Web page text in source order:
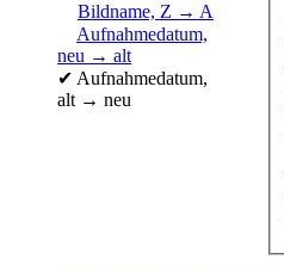
Bildname, Z → A
Aufnahmedatum,
neu → alt
✔ Aufnahmedatum,
alt → neu